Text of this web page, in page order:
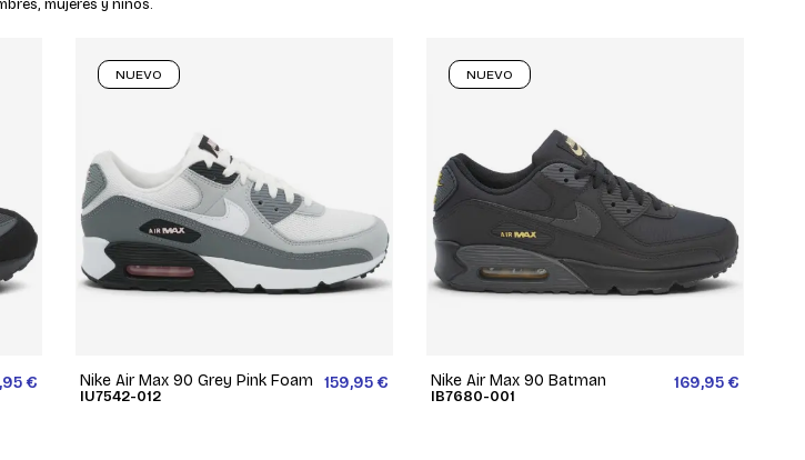
mujeres y niños.
€ Nike Air Max 90 Grey Pink Foam
IU7542-012
159,95 €
NUEVO
Nike Air Max 90 Batman
IB7680-001
169,95 €
NUEVO